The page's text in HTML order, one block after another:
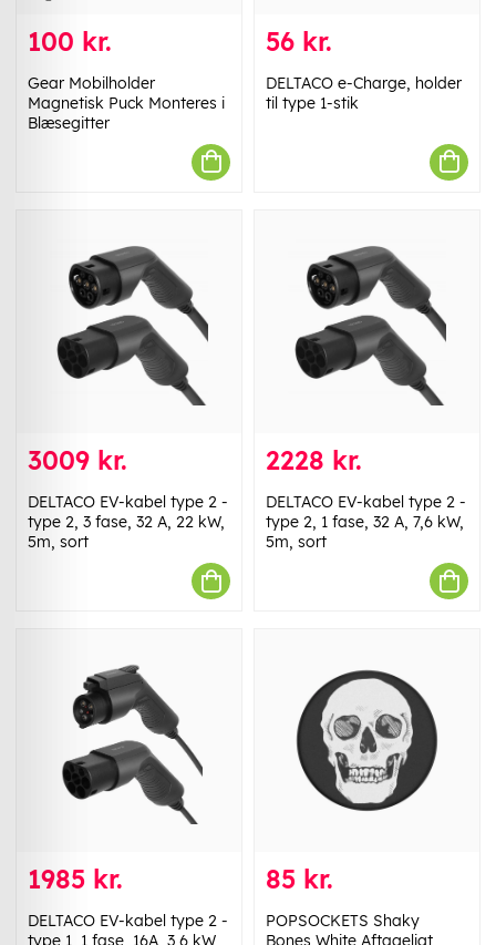
100 kr.
Gear Mobilholder
Magnetisk Puck Monteres i
Blæsegitter
56 kr.
DELTACO e-Charge, holder
til type 1-stik
3009 kr.
DELTACO EV-kabel type 2 -
type 2, 3 fase, 32 A, 22 kW,
5m, sort
2228 kr.
DELTACO EV-kabel type 2 -
type 2, 1 fase, 32 A, 7,6 kW,
5m, sort
1985 kr.
DELTACO EV-kabel type 2 -
type 1, 1 fase, 16A, 3,6 kW,
85 kr.
POPSOCKETS Shaky
Bones White Aftageligt